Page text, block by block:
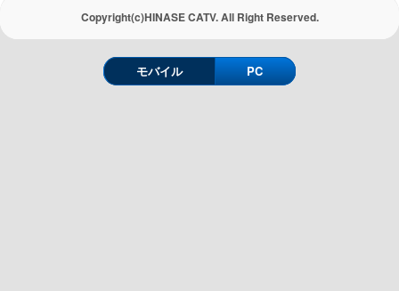
Copyright(c)HINASE CATV. All Right Reserved.
モバイル PC